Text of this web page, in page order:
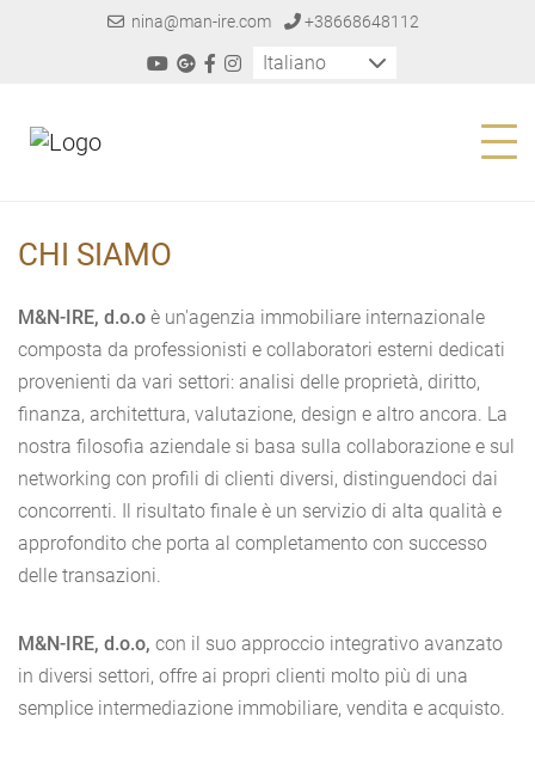
nina@man-ire.com +38668648112
Italiano
CHI SIAMO
M&N-IRE, d.o.o è un'agenzia immobiliare internazionale
composta da professionisti e collaboratori esterni dedicati
provenienti da vari settori: analisi delle proprietà, diritto,
finanza, architettura, valutazione, design e altro ancora. La
nostra filosofia aziendale si basa sulla collaborazione e sul
networking con profili di clienti diversi, distinguendoci dai
concorrenti. Il risultato finale è un servizio di alta qualità e
approfondito che porta al completamento con successo
delle transazioni.
M&N-IRE, d.o.o, con il suo approccio integrativo avanzato
in diversi settori, offre ai propri clienti molto più di una
semplice intermediazione immobiliare, vendita e acquisto.